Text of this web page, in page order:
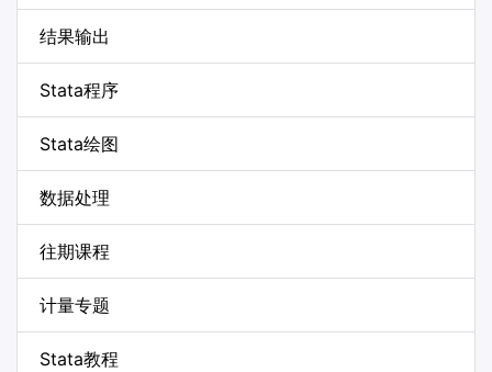
结果输出
Stata程序
Stata绘图
数据处理
往期课程
计量专题
Stata教程